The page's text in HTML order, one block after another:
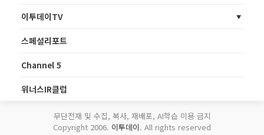
이투데이TV
스페셜리포트
Channel 5
위너스IR클럽
무단전재 및 수집, 복사, 재배포, AI학습 이용 금지
Copyright 2006. 이투데이. All rights reserved